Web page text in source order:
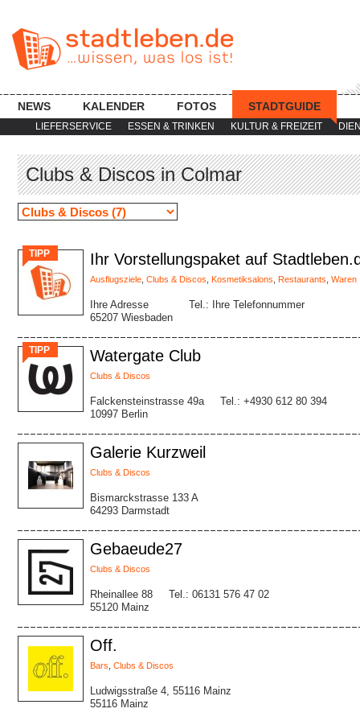
LIEFERSERVICE ESSEN & TRINKEN KULTUR & FREIZEIT
NEWS KALENDER FOTOS STADTGUIDE
Clubs & Discos in Colmar
TIPP Ihr Vorstellungspaket auf
Ausflugsziele Clubs & Discos Kosmetiksalons Restaurants Waren
Ihre Adresse
65207 Wiesbaden
Tel.: Ihre Telefonnummer
TIPP Watergate Club
Clubs & Discos
Falckensteinstrasse 49a
10997 Berlin
Tel.: +4930 612 80 394
Galerie Kurzweil
Clubs & Discos
Bismarckstrasse 133 A
64293 Darmstadt
Gebaeude27
Clubs & Discos
Rheinallee 88
55120 Mainz
Tel.: 06131 576 47 02
Off.
Bars Clubs & Discos
Ludwigsstraße 4, 55116 Mainz
55116 Mainz